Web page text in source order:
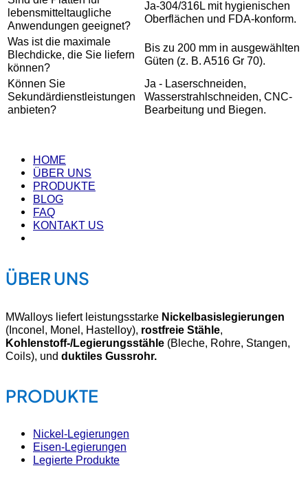
lebensmitteltaugliche
Anwendungen geeignet?
Ja-304/316L mit hygienischen
Oberflächen und FDA-konform.
Was ist die maximale
Blechdicke, die Sie liefern
können?
Bis zu 200 mm in ausgewählten
Güten (z. B. A516 Gr 70).
Können Sie
Sekundärdienstleistungen
anbieten?
Ja - Laserschneiden,
Wasserstrahlschneiden, CNC-
Bearbeitung und Biegen.
HOME
ÜBER UNS
PRODUKTE
BLOG
FAQ
KONTAKT US
ÜBER UNS
MWalloys liefert leistungsstarke Nickelbasislegierungen
(Inconel, Monel, Hastelloy), rostfreie Stähle,
Kohlenstoff-/Legierungsstähle (Bleche, Rohre, Stangen,
Coils), und duktiles Gussrohr.
PRODUKTE
Nickel-Legierungen
Eisen-Legierungen
Legierte Produkte